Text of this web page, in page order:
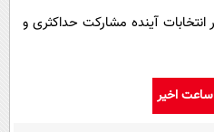
انتخابات آینده مشارکت حداکثری و
اخیر